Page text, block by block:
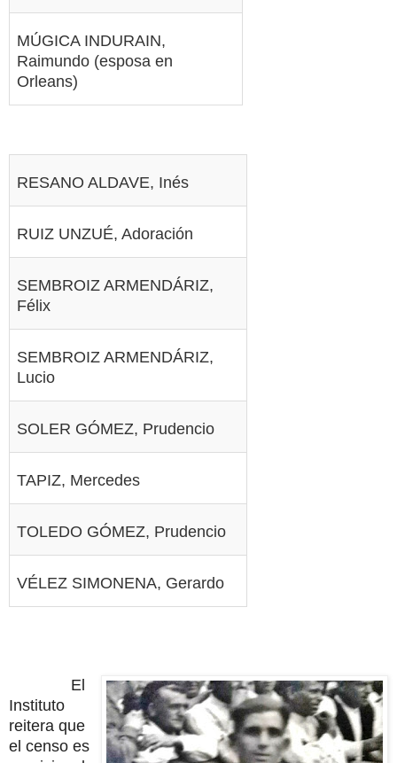
MÚGICA INDURAIN,
Raimundo (esposa en
Orleans)
RESANO ALDAVE, Inés
RUIZ UNZUÉ, Adoración
SEMBROIZ ARMENDÁRIZ,
Félix
SEMBROIZ ARMENDÁRIZ,
Lucio
SOLER GÓMEZ, Prudencio
TAPIZ, Mercedes
TOLEDO GÓMEZ, Prudencio
VÉLEZ SIMONENA, Gerardo
El
Instituto
reitera que
el censo es